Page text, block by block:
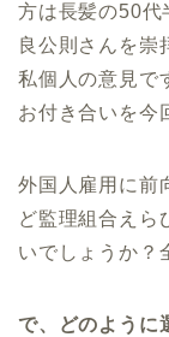
方は長髪の50代
良公則さんを崇
私個人の意見で
お付き合いを今
外国人雇用に前
ど監理組合えら
いでしょうか？
で、どのように